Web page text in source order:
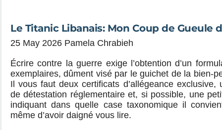
Le Titanic Libanais: Mon Coup de Gueule
25 May 2026 Pamela Chrabieh
Écrire contre la guerre exige l’obtention d’un
exemplaires, dûment visé par le guichet de la bien-
Il vous faut deux certificats d’allégeance exclusive,
de détestation réglementaire et, si possible, une
indiquant dans quelle case taxonomique il
même d’avoir daigné vous lire.